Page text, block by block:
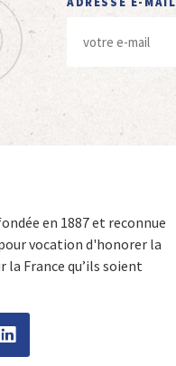
en 1887 et reconnue
vocation d'honorer la
France qu’ils soient